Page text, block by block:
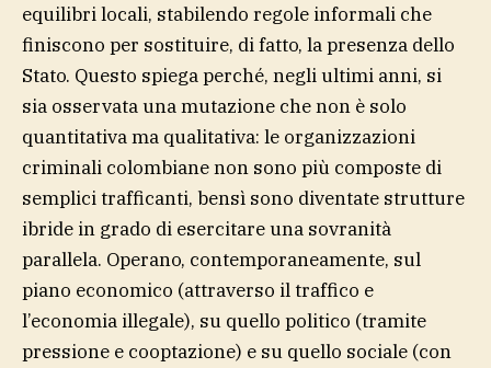
equilibri locali, stabilendo regole informali che
finiscono per sostituire, di fatto, la presenza dello
Stato. Questo spiega perché, negli ultimi anni, si
sia osservata una mutazione che non è solo
quantitativa ma qualitativa: le organizzazioni
criminali colombiane non sono più composte di
semplici trafficanti, bensì sono diventate strutture
ibride in grado di esercitare una sovranità
parallela. Operano, contemporaneamente, sul
piano economico (attraverso il traffico e
l’economia illegale), su quello politico (tramite
pressione e cooptazione) e su quello sociale (con